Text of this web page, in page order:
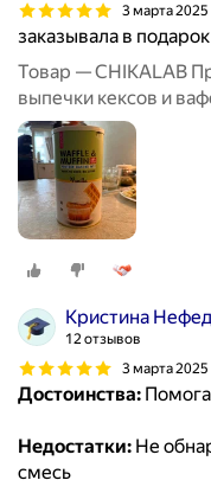
3 марта 2025
заказывала в
Товар — CHIKALAB
выпечки кексов и
Кристина
12 отзывов
3 марта 2025
Достоинства:
Недостатки: Не
смесь